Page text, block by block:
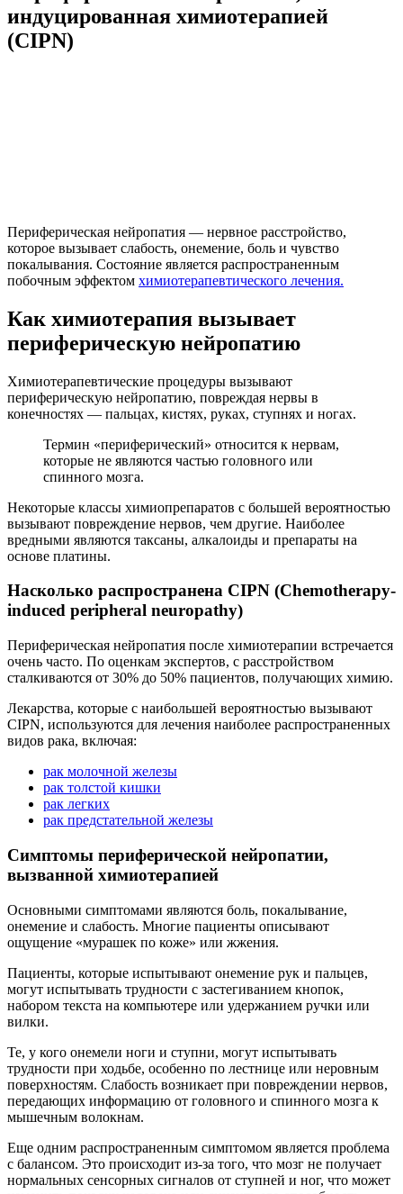
индуцированная химиотерапией
(CIPN)
Периферическая нейропатия — нервное расстройство,
которое вызывает слабость, онемение, боль и чувство
покалывания. Состояние является распространенным
побочным эффектом химиотерапевтического лечения.
Как химиотерапия вызывает
периферическую нейропатию
Химиотерапевтические процедуры вызывают
периферическую нейропатию, повреждая нервы в
конечностях — пальцах, кистях, руках, ступнях и ногах.
Термин «периферический» относится к нервам,
которые не являются частью головного или
спинного мозга.
Некоторые классы химиопрепаратов с большей вероятностью
вызывают повреждение нервов, чем другие. Наиболее
вредными являются таксаны, алкалоиды и препараты на
основе платины.
Насколько распространена CIPN (Сhemotherapy-
induced peripheral neuropathy)
Периферическая нейропатия после химиотерапии встречается
очень часто. По оценкам экспертов, с расстройством
сталкиваются от 30% до 50% пациентов, получающих химию.
Лекарства, которые с наибольшей вероятностью вызывают
CIPN, используются для лечения наиболее распространенных
видов рака, включая:
рак молочной железы
рак толстой кишки
рак легких
рак предстательной железы
Симптомы периферической нейропатии,
вызванной химиотерапией
Основными симптомами являются боль, покалывание,
онемение и слабость. Многие пациенты описывают
ощущение «мурашек по коже» или жжения.
Пациенты, которые испытывают онемение рук и пальцев,
могут испытывать трудности с застегиванием кнопок,
набором текста на компьютере или удержанием ручки или
вилки.
Те, у кого онемели ноги и ступни, могут испытывать
трудности при ходьбе, особенно по лестнице или неровным
поверхностям. Слабость возникает при повреждении нервов,
передающих информацию от головного и спинного мозга к
мышечным волокнам.
Еще одним распространенным симптомом является проблема
с балансом. Это происходит из-за того, что мозг не получает
нормальных сенсорных сигналов от ступней и ног, что может